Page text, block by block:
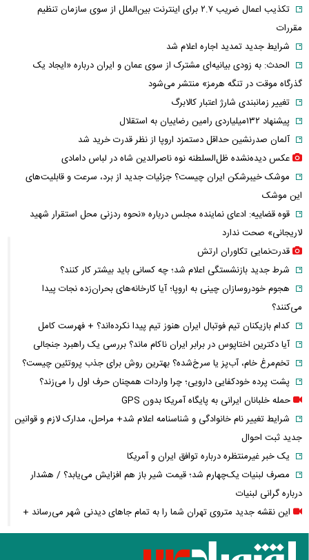
تکذیب اعمال ضریب ۲.۷ برای اینترنت بین‌الملل از سوی سازمان تنظیم
مقررات
شرایط جدید تمدید اجاره اعلام شد
الحدث: به زودی بیانیه‌ای مشترک از سوی عمان و ایران درباره «ایجاد یک
گذرگاه موقت در تنگه هرمز» منتشر می‌شود
تغییر زمانبندی‌ شارژ اعتبار کالابرگ
پیشنهاد ۱۳۲میلیاردی رامین رضاییان به استقلال
آلمان صدرنشین حداقل دستمزد اروپا از نظر قدرت خرید شد
عکس دیده‌نشده ظل‌السلطنه نوه ناصرالدین شاه در لباس دامادی
موشک خیبرشکن ایران چیست؟ جزئیات جدید از برد، سرعت و قابلیت‌های
این موشک
قوه قضاییه: ادعای نماینده مجلس درباره «نحوه ردزنی محل استقرار شهید
لاریجانی» صحت ندارد
قدرت‌نمایی تکاوران ارتش
شرط جدید بازنشستگی اعلام شد؛ چه کسانی باید بیشتر کار کنند؟
هجوم خودروسازان چینی به اروپا؛ آیا کارخانه‌های بحران‌زده نجات پیدا
می‌کنند؟
کدام بازیکنان تیم فوتبال ایران هنوز تیم پیدا نکرده‌اند؟ + فهرست کامل
آیا دکترین اختاپوس در برابر ایران ناکام ماند؟ بررسی یک راهبرد جنجالی
تخم‌مرغ خام، آب‌پز یا سرخ‌شده؟ بهترین روش برای جذب پروتئین چیست؟
پشت پرده خودکفایی دارویی؛ چرا واردات همچنان حرف اول را می‌زند؟
حمله خلبانان ایرانی به پایگاه آمریکا بدون GPS
شرایط تغییر نام خانوادگی و شناسنامه اعلام شد+ مراحل، مدارک لازم و قوانین
جدید ثبت احوال
یک خبر غیرمنتظره درباره توافق ایران و آمریکا
مصرف لبنیات یک‌چهارم شد؛ قیمت شیر باز هم افزایش می‌یابد؟ / هشدار
درباره گرانی لبنیات
این نقشه جدید متروی تهران شما را به تمام جاهای دیدنی شهر می‌رساند +
ویدئو
قیمت انواع دستگاه ماینر + جدول